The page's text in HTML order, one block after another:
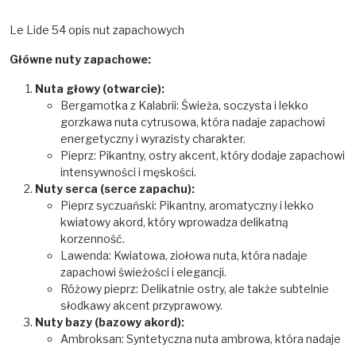
Le Lide 54 opis nut zapachowych
Główne nuty zapachowe:
Nuta głowy (otwarcie):
Bergamotka z Kalabrii: Świeża, soczysta i lekko
gorzkawa nuta cytrusowa, która nadaje zapachowi
energetyczny i wyrazisty charakter.
Pieprz: Pikantny, ostry akcent, który dodaje zapachowi
intensywności i męskości.
Nuty serca (serce zapachu):
Pieprz syczuański: Pikantny, aromatyczny i lekko
kwiatowy akord, który wprowadza delikatną
korzenność.
Lawenda: Kwiatowa, ziołowa nuta, która nadaje
zapachowi świeżości i elegancji.
Różowy pieprz: Delikatnie ostry, ale także subtelnie
słodkawy akcent przyprawowy.
Nuty bazy (bazowy akord):
Ambroksan: Syntetyczna nuta ambrowa, która nadaje